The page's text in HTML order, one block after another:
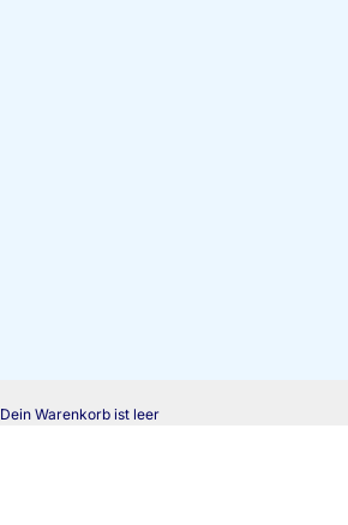
Dein Warenkorb ist leer